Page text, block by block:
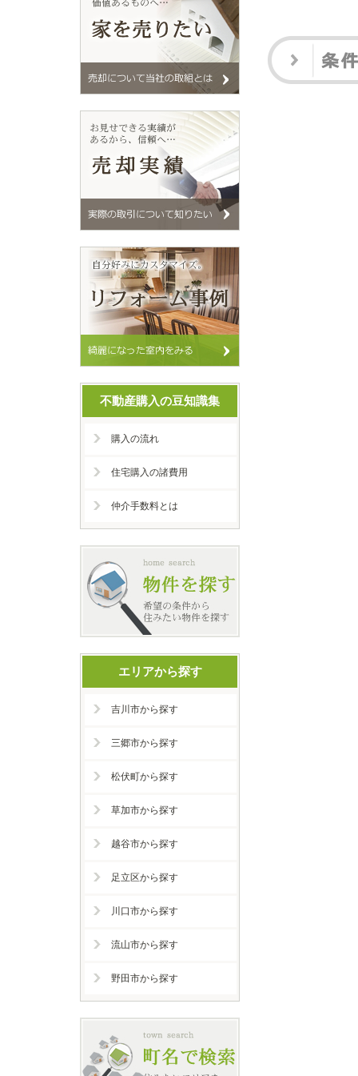
不動産購入の豆知識集
購入の流れ
住宅購入の諸費用
仲介手数料とは
エリアから探す
吉川市から探す
三郷市から探す
松伏町から探す
草加市から探す
越谷市から探す
足立区から探す
川口市から探す
流山市から探す
野田市から探す